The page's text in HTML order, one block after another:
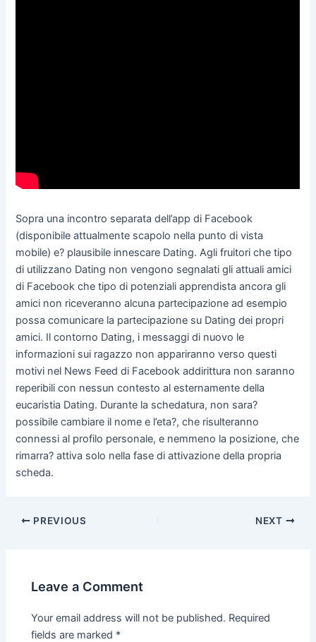
Sopra una incontro separata dell’app di Facebook
(disponibile attualmente scapolo nella punto di vista
mobile) e? plausibile innescare Dating. Agli fruitori che tipo
di utilizzano Dating non vengono segnalati gli attuali amici
di Facebook che tipo di potenziali apprendista ancora gli
amici non riceveranno alcuna partecipazione ad esempio
possa comunicare la partecipazione su Dating dei propri
amici. Il contorno Dating, i messaggi di nuovo le
informazioni sui ragazzo non appariranno verso questi
motivi nel News Feed di Facebook addirittura non saranno
reperibili con nessun contesto al esternamente della
eucaristia Dating. Durante la schedatura, non sara?
possibile cambiare il nome e l’eta?, che risulteranno
connessi al profilo personale, e nemmeno la posizione, che
rimarra? attiva solo nella fase di attivazione della propria
scheda.
Post
PREVIOUS NEXT
Leave a Comment
Your email address will not be published. Required
fields are marked *